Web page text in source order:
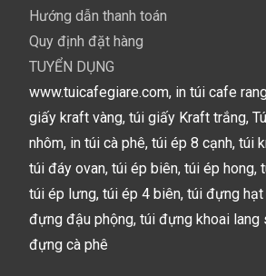
Hướng dẫn thanh toán
Quy định đặt hàng
TUYỂN DỤNG
www.tuicafegiare.com, in túi cafe
giấy kraft vàng, túi giấy Kraft trắng,
nhôm, in túi cà phê, túi ép 8 cạnh, túi
túi đáy ovan, túi ép biên, túi ép hong,
túi ép lưng, túi ép 4 biên, túi đựng
đựng đậu phộng, túi đựng khoai lang
đựng cà phê